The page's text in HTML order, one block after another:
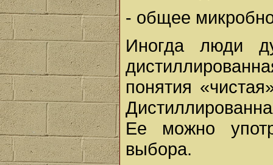
- общее
Иногда люди
понятия
Ее можно
выбора.